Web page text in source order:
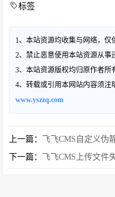
标签
1、本站资源均收集与网络，仅
2、禁止恶意使用本站资源从事
3、本站资源版权均归原作者所
4、转载或引用本网站内容须注
www.yszzq.com
上一篇： 飞飞CMS自定义伪
下一篇： 飞飞CMS上传文件